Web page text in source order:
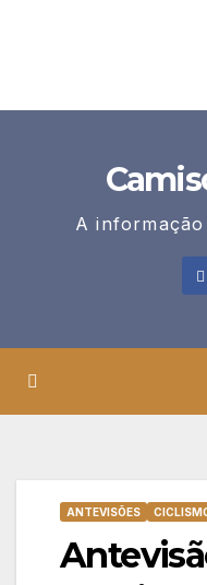
A
ANTEVISÕES